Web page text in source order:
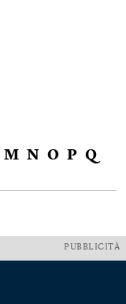
M N O P Q
PUBBLICITÀ